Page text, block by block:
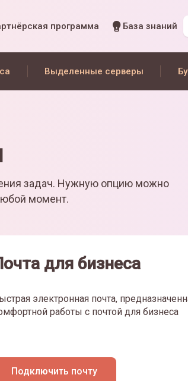
программа База знаний
Выделенные серверы
задач. Нужную опцию можно
момент.
для бизнеса
электронная почта,
работы с почтой для бизнеса
Подключить почту